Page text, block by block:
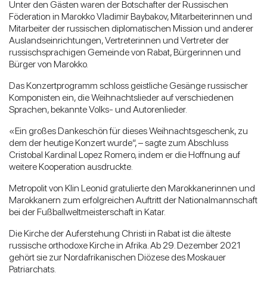
Unter den Gästen waren der Botschafter der Russischen
Föderation in Marokko Vladimir Baybakov, Mitarbeiterinnen und
Mitarbeiter der russischen diplomatischen Mission und anderer
Auslandseinrichtungen, Vertreterinnen und Vertreter der
russischsprachigen Gemeinde von Rabat, Bürgerinnen und
Bürger von Marokko.
Das Konzertprogramm schloss geistliche Gesänge russischer
Komponisten ein, die Weihnachtslieder auf verschiedenen
Sprachen, bekannte Volks- und Autorenlieder.
«Ein großes Dankeschön für dieses Weihnachtsgeschenk, zu
dem der heutige Konzert wurde“, – sagte zum Abschluss
Cristobal Kardinal Lopez Romero, indem er die Hoffnung auf
weitere Kooperation ausdruckte.
Metropolit von Klin Leonid gratulierte den Marokkanerinnen und
Marokkanern zum erfolgreichen Auftritt der Nationalmannschaft
bei der Fußballweltmeisterschaft in Katar.
Die Kirche der Auferstehung Christi in Rabat ist die älteste
russische orthodoxe Kirche in Afrika. Ab 29. Dezember 2021
gehört sie zur Nordafrikanischen Diözese des Moskauer
Patriarchats.